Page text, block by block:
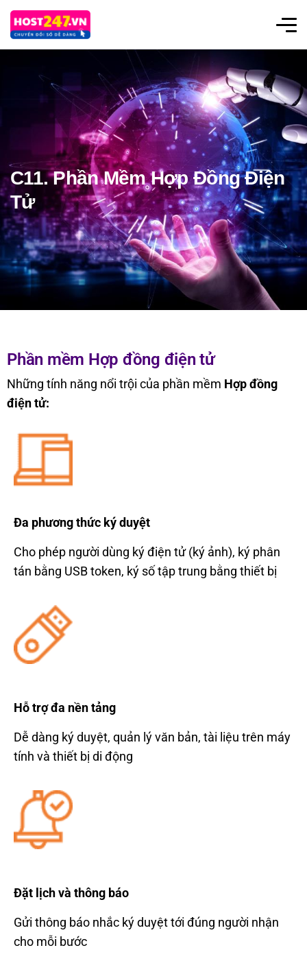
C11. Phần Mềm Hợp Đồng Điện
Tử
Phần mềm Hợp đồng điện tử
Những tính năng nổi trội của phần mềm Hợp đồng
điện tử:
Đa phương thức ký duyệt
Cho phép người dùng kýđiện tử (ký ảnh), ký phân
tán bằng USB token, ký số tập trung bằng thiết bị
Hỗ trợđa nền tảng
Dễ dàng ký duyệt, quản l ý văn bản, tài liệu trên máy
tính và thiết bị di động
Đặt lịch và thông báo
Gửi thông báo nhắc ký duyệt tới đúng người nhận
cho mỗi bước